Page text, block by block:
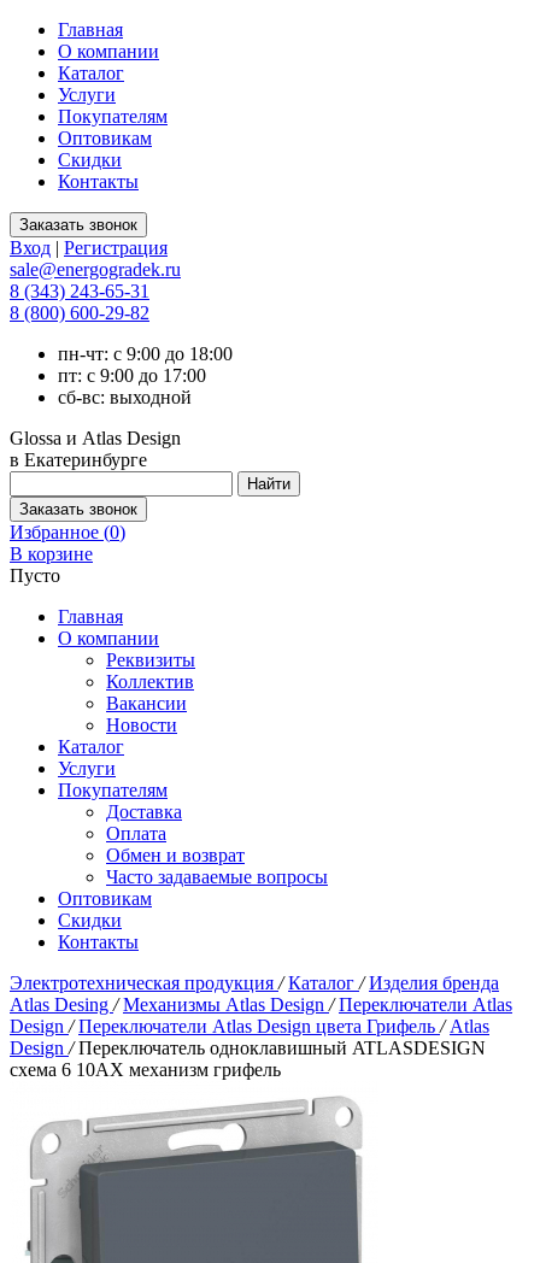
Главная
О компании
Каталог
Услуги
Покупателям
Оптовикам
Скидки
Контакты
Вход | Регистрация
sale@energogradek.ru
8 (343) 243-65-31
8 (800) 600-29-82
пн-чт: с 9:00 до 18:00
пт: с 9:00 до 17:00
сб-вс: выходной
Glossa и Atlas Design
в Екатеринбурге
Избранное (0)
В корзине
Пусто
Главная
О компании
Реквизиты
Коллектив
Вакансии
Новости
Каталог
Услуги
Покупателям
Доставка
Оплата
Обмен и возврат
Часто задаваемые вопросы
Оптовикам
Скидки
Контакты
Электротехническая продукция / Каталог / Изделия бренда
Atlas Desing / Механизмы Atlas Design / Переключатели Atlas
Design / Переключатели Atlas Design цвета Грифель / Atlas
Design / Переключатель одноклавишный ATLASDESIGN
схема 6 10АХ механизм грифель